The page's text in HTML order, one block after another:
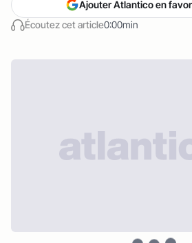
Écoutez cet article0:00min
Ajouter Atlantico en